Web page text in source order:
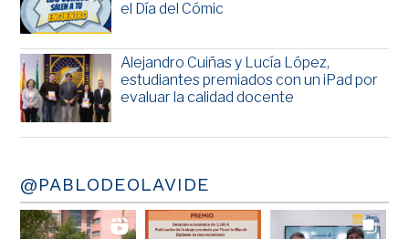
el Día del Cómic
Alejandro Cuiñas y Lucía López,
estudiantes premiados con un iPad por
evaluar la calidad docente
@PABLODEOLAVIDE